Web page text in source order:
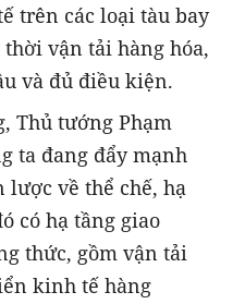
trên các loại tàu bay
vận tải hàng hóa,
và đủ điều kiện.
Thủ tướng Phạm
ta đang đẩy mạnh
lược về thể chế, hạ
có hạ tầng giao
thức, gồm vận tải
kinh tế hàng